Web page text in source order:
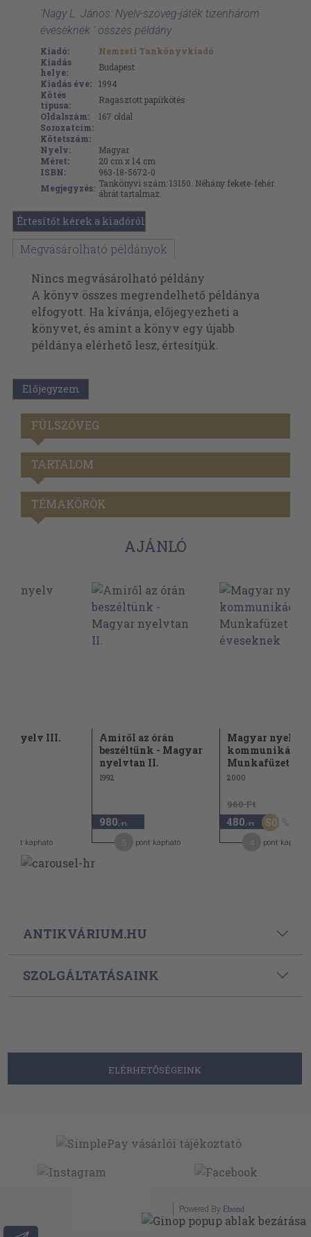
'Nagy L. János: Nyelv-szöveg-játék tizenhárom
éveseknek ' összes példány
Kiadó:
Nemzeti Tankönyvkiadó
Kiadás
helye:
Budapest
Kiadás éve:
1994
Kötés
típusa:
Ragasztott papírkötés
Oldalszám:
167 oldal
Sorozatcím:
Kötetszám:
Nyelv:
Magyar
Méret:
20 cm x 14 cm
ISBN:
963-18-5672-0
Megjegyzés: Tankönyvi szám: 13150. Néhány fekete-fehér
ábrát tartalmaz.
Értesítőt kérek a kiadóról
Megvásárolható példányok
Nincs megvásárolható példány
A könyv összes megrendelhető példánya
elfogyott. Ha kívánja, előjegyezheti a
könyvet, és amint a könyv egy újabb
példánya elérhető lesz, értesítjük.
Előjegyzem
FÜLSZÖVEG
TARTALOM
TÉMAKÖRÖK
AJÁNLÓ
nyelv III.
pont kapható
Amiről az órán
beszéltünk - Magyar
nyelvtan II.
1992
980 ,-Ft
pont kapható
Magyar nyelv és
kommunikáció -
Munkafüzet 12...
2000
960 Ft
480 ,-Ft 50
pont kapható
ANTIKVÁRIUM.HU
SZOLGÁLTATÁSAINK
ELÉRHETŐSÉGEINK
Powered By Ebond